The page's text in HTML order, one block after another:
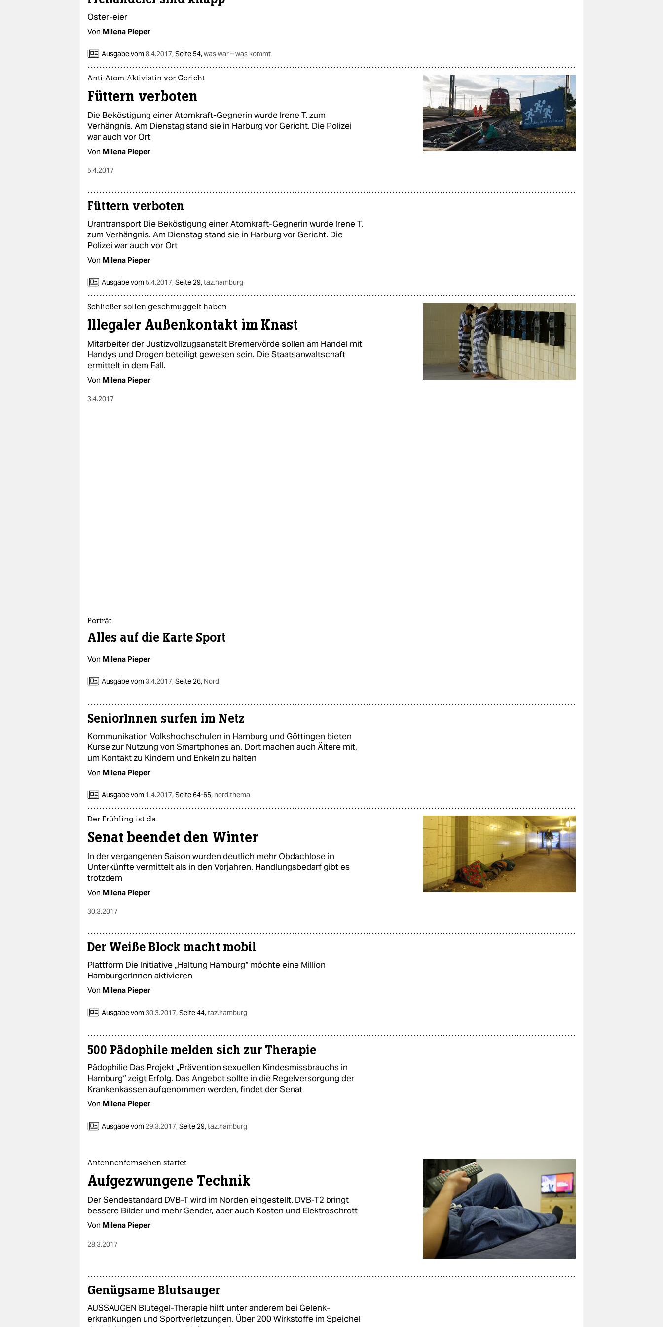
epaper login
Oster-eier
Von Milena Pieper
Ausgabe vom8.4.2017,Seite 54,was war – was kommt
Anti-Atom-Aktivistin vor Gericht
Füttern verboten
Die Beköstigung einer Atomkraft-Gegnerin wurde Irene T. zum
Verhängnis. Am Dienstag stand sie in Harburg vor Gericht. Die Polizei
war auch vor Ort
Von Milena Pieper
5.4.2017
Füttern verboten
Urantransport Die Beköstigung einer Atomkraft-Gegnerin wurde Irene T.
zum Verhängnis. Am Dienstag stand sie in Harburg vor Gericht. Die
Polizei war auch vor Ort
Von Milena Pieper
Ausgabe vom 5.4.2017,Seite 29,taz.hamburg
Schließer sollen geschmuggelt haben
Illegaler Außenkontakt im Knast
Mitarbeiter der Justizvollzugsanstalt Bremervörde sollen am Handel mit
Handys und Drogen beteiligt gewesen sein. Die Staatsanwaltschaft
ermittelt in dem Fall.
Von Milena Pieper
3.4.2017
Porträt
Alles auf die Karte Sport
Von Milena Pieper
Ausgabe vom3.4.2017,Seite 26, Nord
SeniorInnen surfen im Netz
Kommunikation Volkshochschulen in Hamburg und Göttingen bieten
Kurse zur Nutzung von Smartphones an. Dort machen auch Ältere mit,
um Kontakt zu Kindern und Enkeln zu halten
Von Milena Pieper
Ausgabe vom 1.4.2017,Seite 64-65, nord.thema
Der Frühling ist da
Senat beendet den Winter
In der vergangenen Saison wurden deutlich mehr Obdachlose in
Unterkünfte vermittelt als in den Vorjahren. Handlungsbedarf gibt es
trotzdem
Von Milena Pieper
30.3.2017
Der Weiße Block macht mobil
Plattform Die Initiative „Haltung Hamburg“ möchte eine Million
HamburgerInnen aktivieren
Von Milena Pieper
Ausgabe vom30.3.2017,Seite 44,taz.hamburg
500 Pädophile melden sich zur Therapie
Pädophilie Das Projekt „Prävention sexuellen Kindesmissbrauchs in
Hamburg“ zeigt Erfolg. Das Angebot sollte in die Regelversorgung der
Krankenkassen aufgenommen werden, findet der Senat
Von Milena Pieper
Ausgabe vom 29.3.2017,Seite 29,taz.hamburg
Antennenfernsehen startet
Aufgezwungene Technik
Der Sendestandard DVB-T wird im Norden eingestellt. DVB-T2 bringt
bessere Bilder und mehr Sender, aber auch Kosten und Elektroschrott
Von Milena Pieper
28.3.2017
Genügsame Blutsauger
AUSSAUGEN Blutegel-Therapie hilft unter anderem bei Gelenk­
erkrankungen und Sportverletzungen. Über 200 Wirkstoffe im Speichel